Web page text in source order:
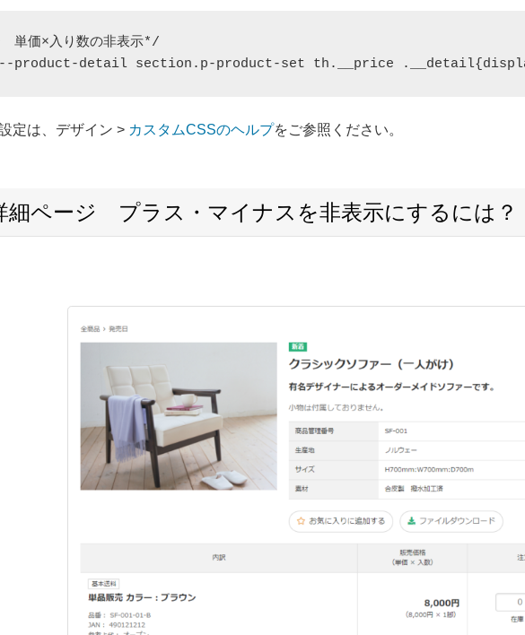
単価×入り数の非表示*/
定は、デザイン > カスタムCSSのヘルプをご参照ください。
細ページ プラス・マイナスを非表示にするには？